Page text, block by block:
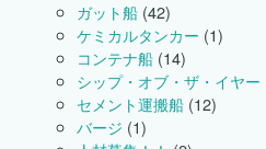
ガット船 (42)
ケミカルタンカー (1)
コンテナ船 (14)
シップ・オブ・ザ・イヤー
セメント運搬船 (12)
バージ (1)